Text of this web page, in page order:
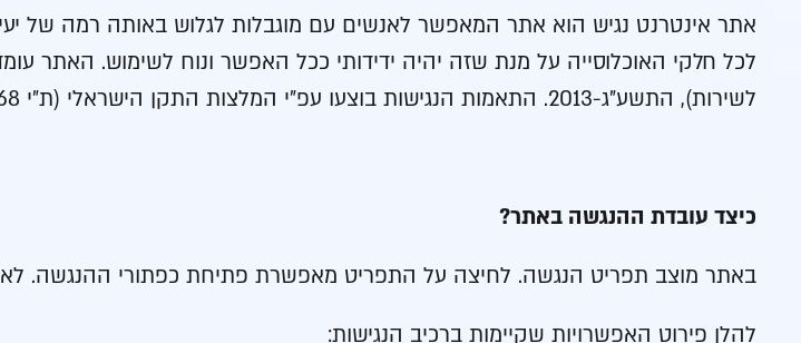
אתר אינטרנט נגיש הוא אתר המאפשר לאנשים עם מוגבלות לגלוש באותה רמה של
לכל חלקי האוכלוסייה על מנת שזה יהיה ידידותי ככל האפשר ונוח לשימוש. האתר
לשירות), התשע”ג-2013. התאמות הנגישות בוצעו עפ”י המלצות התקן הישראלי (ת”י 5568) לנגישות תכנים באינטרנט ברמת AA ומסמך WCAG2.0 הבינלאומי.
כיצד עובדת ההנגשה באתר?
באתר מוצב תפריט הנגשה. לחיצה על התפריט מאפשרת פתיחת כפתורי ההנגשה.
להלן פירוט האפשרויות שקיימות ברכיב הנגישות: